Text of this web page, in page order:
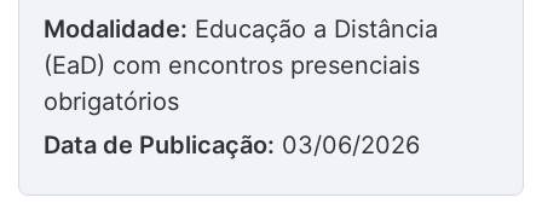
Modalidade: Educação a Distância
(EaD) com encontros presenciais
obrigatórios
Data de Publicação: 03/06/2026